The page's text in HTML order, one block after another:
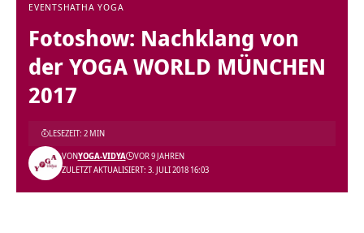
EVENTSHATHA YOGA
Fotoshow: Nachklang von
der YOGA WORLD MÜNCHEN
2017
ZULETZT AKTUALISIERT: 3. JULI 2018 16:03
VONYOGA-VIDYA VOR 9 JAHREN
LESEZEIT: 2 MIN